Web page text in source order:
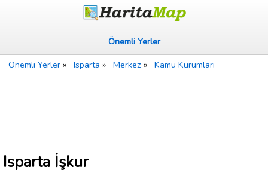
Önemli Yerler
Önemli Yerler » Isparta » Merkez » Kamu Kurumları
Isparta İşkur